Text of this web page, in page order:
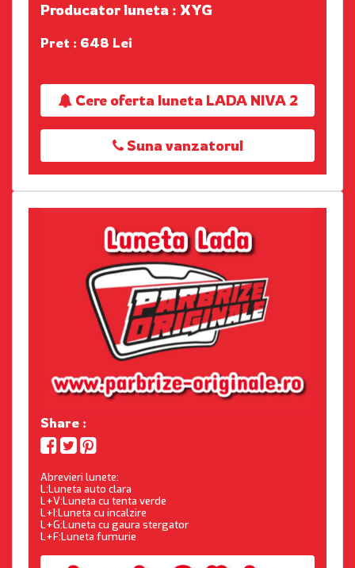
Producator luneta : XYG
Pret : 648 Lei
Cere oferta luneta LADA NIVA 2
Suna vanzatorul
Share :
Abrevieri lunete:
L:Luneta auto clara
L+V:Luneta cu tenta verde
L+I:Luneta cu incalzire
L+G:Luneta cu gaura stergator
L+F:Luneta fumurie